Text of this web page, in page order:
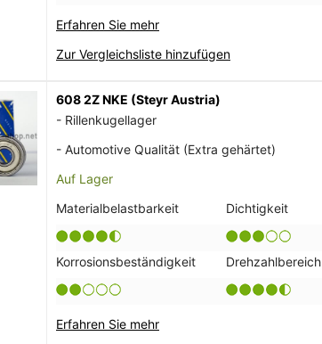
Erfahren Sie mehr
Zur Vergleichsliste hinzufügen
608 2Z NKE (Steyr Austria)
- Rillenkugellager
- Automotive Qualität (Extra gehärtet)
Auf Lager
Materialbelastbarkeit
Dichtigkeit
Korrosionsbeständigkeit Drehzahlbereich
Erfahren Sie mehr